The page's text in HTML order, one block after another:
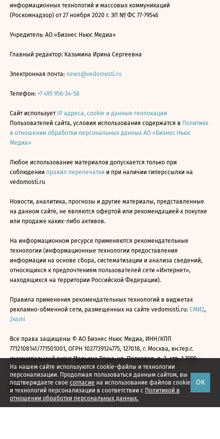
На нашем сайте используются cookie-файлы и технологии
персонализации. Продолжая пользоваться данным сайтом, вы
подтверждаете свое согласие на использование файлов cookie
и технологий персонализации в соответствии с Политикой в
отношении обработки персональных данных.
ОК
информационных технологий и массовых коммуникаций
(Роскомнадзор) от 27 ноября 2020 г. ЭЛ № ФС 77-79546
Учредитель: АО «Бизнес Ньюс Медиа»
Главный редактор: Казьмина Ирина Сергеевна
Электронная почта: news@vedomosti.ru
Телефон: +7 495 956-34-58
Сайт использует IP адреса, cookie и данные геолокации
Пользователей сайта, условия использования содержатся в Политике
в отношении обработки персональных данных АО «Бизнес Ньюс
Медиа»
Любое использование материалов допускается только при
соблюдении правил перепечатки и при наличии гиперссылки на
vedomosti.ru
Новости, аналитика, прогнозы и другие материалы, представленные
на данном сайте, не являются офертой или рекомендацией к покупке
или продаже каких-либо активов.
На информационном ресурсе применяются рекомендательные
технологии (информационные технологии предоставления
информации на основе сбора, систематизации и анализа сведений,
относящихся к предпочтениям пользователей сети «Интернет»,
находящихся на территории Российской Федерации).
Правила применения рекомендательных технологий в виджетах
рекламно-обменной сети, размещенных на сайте vedomosti.ru: СМИ2,
24smi
Все права защищены © АО Бизнес Ньюс Медиа, ИНН/КПП
7712108141/771501001, ОГРН 1027739124775, 127018, г. Москва, вн.тер.г.
муниципальный округ Марьина Роща, ул. Полковая, д. 3, стр. 1 1999—
2026